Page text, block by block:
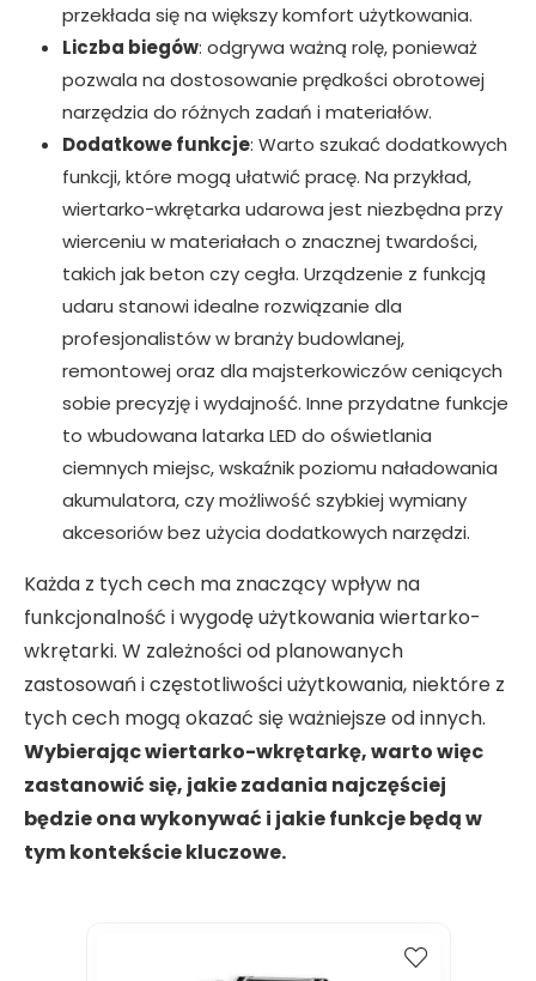
przekłada się na większy komfort użytkowania.
Liczba biegów: odgrywa ważną rolę, ponieważ
pozwala na dostosowanie prędkości obrotowej
narzędzia do różnych zadań i materiałów.
Dodatkowe funkcje: Warto szukać dodatkowych
funkcji, które mogą ułatwić pracę. Na przykład,
wiertarko-wkrętarka udarowa jest niezbędna przy
wierceniu w materiałach o znacznej twardości,
takich jak beton czy cegła. Urządzenie z funkcją
udaru stanowi idealne rozwiązanie dla
profesjonalistów w branży budowlanej,
remontowej oraz dla majsterkowiczów ceniących
sobie precyzję i wydajność. Inne przydatne funkcje
to wbudowana latarka LED do oświetlania
ciemnych miejsc, wskaźnik poziomu naładowania
akumulatora, czy możliwość szybkiej wymiany
akcesoriów bez użycia dodatkowych narzędzi.
Każda z tych cech ma znaczący wpływ na
funkcjonalność i wygodę użytkowania wiertarko-
wkrętarki. W zależności od planowanych
zastosowań i częstotliwości użytkowania, niektóre z
tych cech mogą okazać się ważniejsze od innych.
Wybierając wiertarko-wkrętarkę, warto więc
zastanowić się, jakie zadania najczęściej
będzie ona wykonywać i jakie funkcje będą w
tym kontekście kluczowe.